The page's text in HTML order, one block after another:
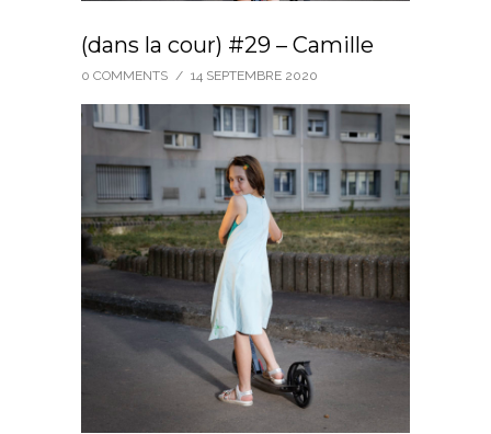
(dans la cour) #29 – Camille
0 COMMENTS / 14 SEPTEMBRE 2020